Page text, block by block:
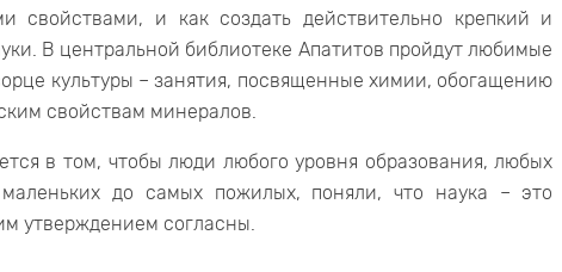
свойствами, и как создать действительно крепкий и
В центральной библиотеке Апатитов пройдут любимые
культуры – занятия, посвященные химии, обогащению
свойствам минералов.
в том, чтобы люди любого уровня образования, любых
до самых пожилых, поняли, что наука – это
утверждением согласны.